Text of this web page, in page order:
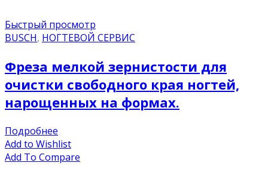
Быстрый просмотр
BUSCH, НОГТЕВОЙ СЕРВИС
Фреза мелкой зернистости для
очистки свободного края ногтей,
нарощенных на формах.
Подробнее
Add to Wishlist
Add To Compare